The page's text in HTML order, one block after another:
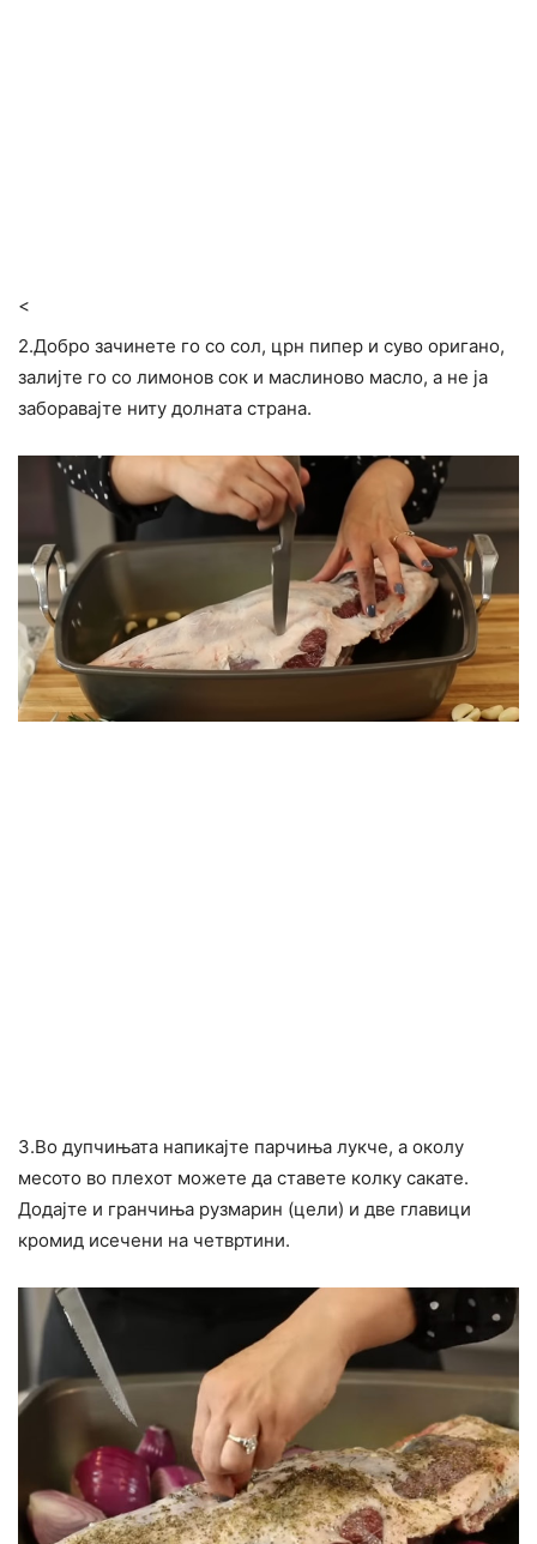
<
2.Добро зачинете го со сол, црн пипер и суво оригано,
залијте го со лимонов сок и маслиново масло, а не ја
заборавајте ниту долната страна.
3.Во дупчињата напикајте парчиња лукче, а околу
месото во плехот можете да ставете колку сакате.
Додајте и гранчиња рузмарин (цели) и две главици
кромид исечени на четвртини.